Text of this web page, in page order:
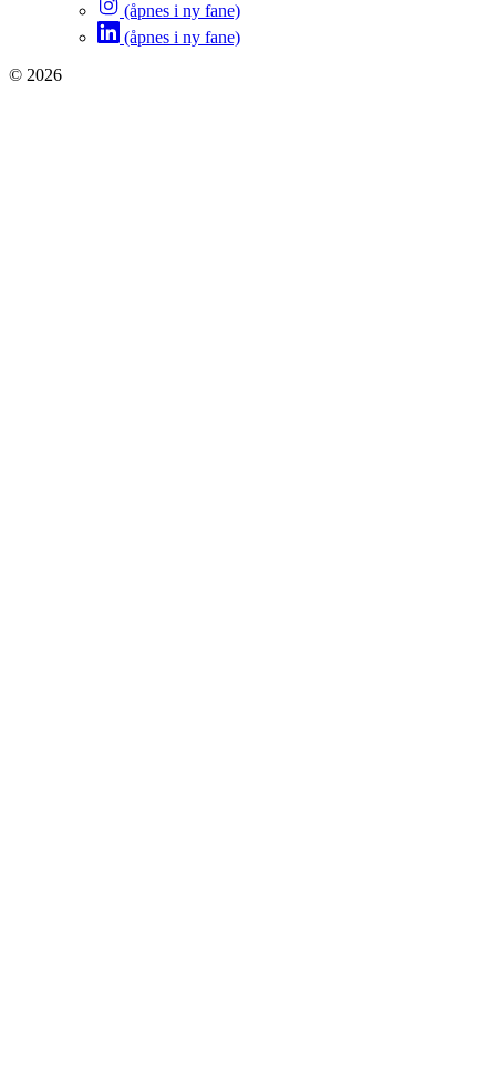
(åpnes i ny fane)
(åpnes i ny fane)
© 2026